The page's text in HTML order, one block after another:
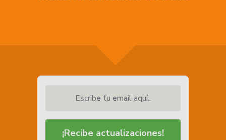
¡Recibe actualizaciones!